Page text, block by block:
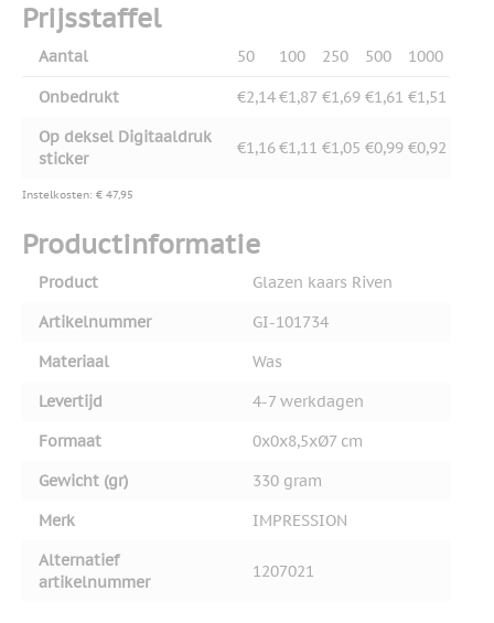
Prijsstaffel
Aantal 50 100 250 500 1000
Onbedrukt €2,14€1,87 €1,69 €1,61 €1,51
Op deksel Digitaaldruk
sticker
€1,16€1,11 €1,05 €0,99 €0,92
Instelkosten: € 47,95
Productinformatie
Product
Glazen kaars Riven
Artikelnummer
GI-101734
Materiaal
Was
Levertijd
4-7 werkdagen
Formaat
0x0x8,5xØ7 cm
Gewicht (gr)
330 gram
Merk
IMPRESSION
Alternatief
artikelnummer
1207021